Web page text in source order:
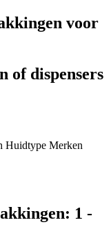
voor
of dispensers
Huidtype Merken
1 -